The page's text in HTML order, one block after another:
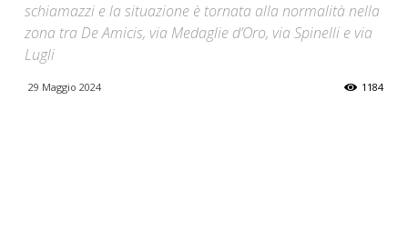
schiamazzi e la situazione è tornata alla normalità nella
zona tra De Amicis, via Medaglie d’Oro, via Spinelli e via
Lugli
29 Maggio 2024 1184